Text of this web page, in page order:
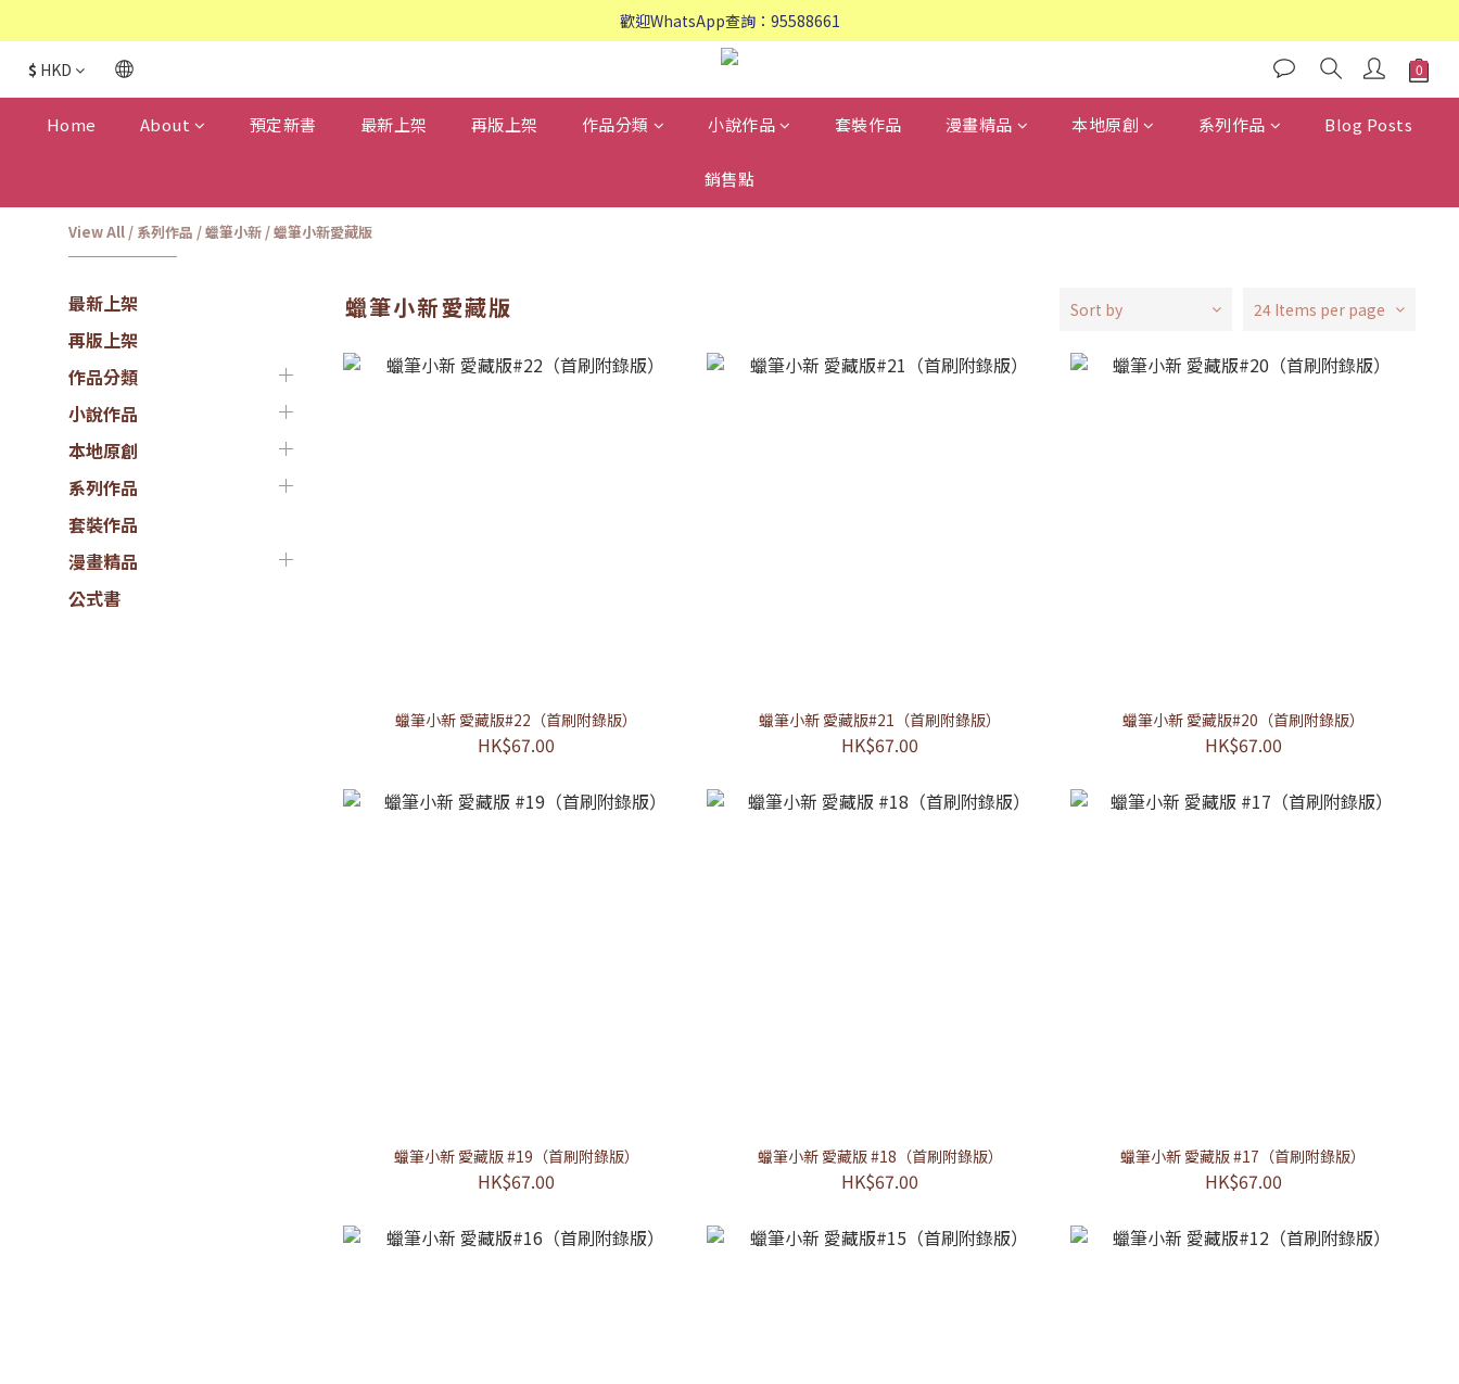
歡迎WhatsApp查詢：95588661
歡迎WhatsApp查詢：95588661
會員專享: 購物滿$800, 免運費
歡迎WhatsApp查詢：95588661
$ HKD
Home About 預定新書 最新上架 再版上架 作品分類 小說作品 套裝作品 漫畫精品 本地原創 系列作品 Blog Posts
銷售點
View All / 系列作品 /蠟筆小新 /蠟筆小新愛藏版
最新上架
再版上架
作品分類
小說作品
本地原創
系列作品
套裝作品
漫畫精品
公式書
蠟筆小新愛藏版 Sort by 24 Items per page
蠟筆小新 愛藏版#22（首刷附錄版）
HK$67.00
蠟筆小新 愛藏版#21（首刷附錄版）
HK$67.00
蠟筆小新 愛藏版#20（首刷附錄版）
HK$67.00
蠟筆小新 愛藏版 #19（首刷附錄版）
HK$67.00
蠟筆小新 愛藏版 #18（首刷附錄版）
HK$67.00
蠟筆小新 愛藏版 #17（首刷附錄版）
HK$67.00